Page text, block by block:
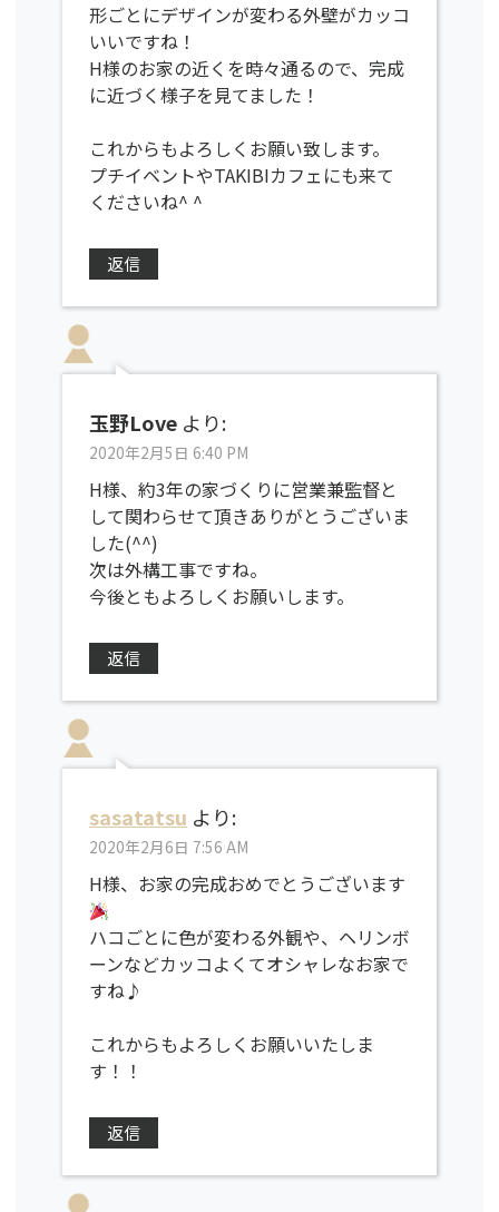
形ごとにデザインが変わる外壁がカッコ
いいですね！
H様のお家の近くを時々通るので、完成
に近づく様子を見てました！
これからもよろしくお願い致します。
プチイベントやTAKIBIカフェにも来て
くださいね^ ^
返信
玉野Love より:
2020年2月5日 6:40 PM
H様、約3年の家づくりに営業兼監督と
して関わらせて頂きありがとうございま
した(^^)
次は外構工事ですね。
今後ともよろしくお願いします。
返信
sasatatsu より:
2020年2月6日 7:56 AM
H様、お家の完成おめでとうございます
ハコごとに色が変わる外観や、ヘリンボ
ーンなどカッコよくてオシャレなお家で
すね♪
これからもよろしくお願いいたしま
す！！
返信